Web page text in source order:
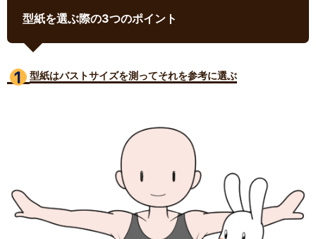
型紙を選ぶ際の3つのポイント
型紙はバストサイズを測ってそれを参考に選ぶ